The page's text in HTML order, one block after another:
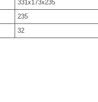
331х173х235
235
32